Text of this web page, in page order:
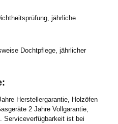
jährliche
Dochtpflege, jährlicher
Herstellergarantie, Holzöfen
2 Jahre Vollgarantie,
Serviceverfügbarkeit ist bei